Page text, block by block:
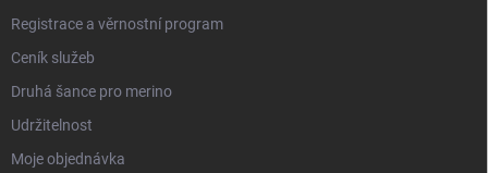
Registrace a věrnostní program
Ceník služeb
Druhá šance pro merino
Udržitelnost
Moje objednávka